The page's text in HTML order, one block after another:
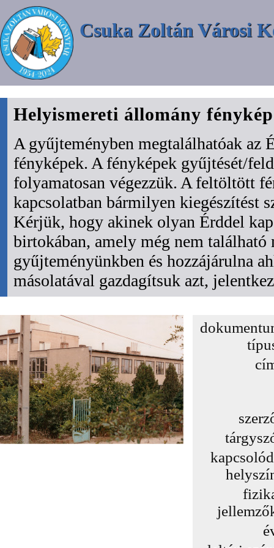
Csuka Zoltán Városi
Helyismereti állomány
A gyűjteményben megtalálhatóak az
fényképek. A fényképek gyűjtését/
folyamatosan végezzük. A feltöltött
kapcsolatban bármilyen kiegészítést
Kérjük, hogy akinek olyan Érddel
birtokában, amely még nem található
gyűjteményünkben és hozzájárulna
másolatával gazdagítsuk azt,